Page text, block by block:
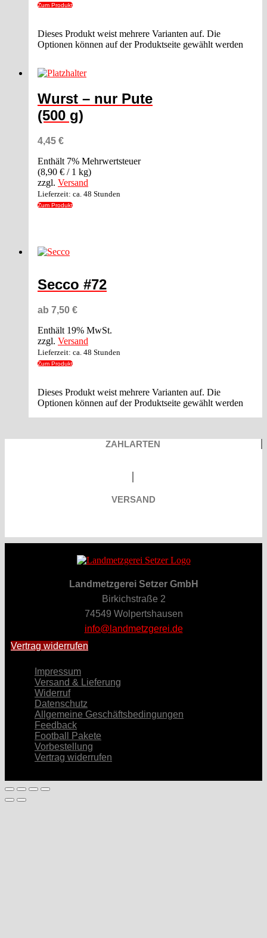
Zum Produkt
Dieses Produkt weist mehrere Varianten auf. Die
Optionen können auf der Produktseite gewählt werden
Wurst – nur Pute
(500 g)
4,45 €
Enthält 7% Mehrwertsteuer
(8,90 € / 1 kg)
zzgl. Versand
Lieferzeit: ca. 48 Stunden
Zum Produkt
Secco #72
ab 7,50 €
Enthält 19% MwSt.
zzgl. Versand
Lieferzeit: ca. 48 Stunden
Zum Produkt
Dieses Produkt weist mehrere Varianten auf. Die
Optionen können auf der Produktseite gewählt werden
ZAHLARTEN
VERSAND
Landmetzgerei Setzer GmbH
Birkichstraße 2
74549 Wolpertshausen
info@landmetzgerei.de
Vertrag widerrufen
Impressum
Versand & Lieferung
Widerruf
Datenschutz
Allgemeine Geschäftsbedingungen
Feedback
Football Pakete
Vorbestellung
Vertrag widerrufen